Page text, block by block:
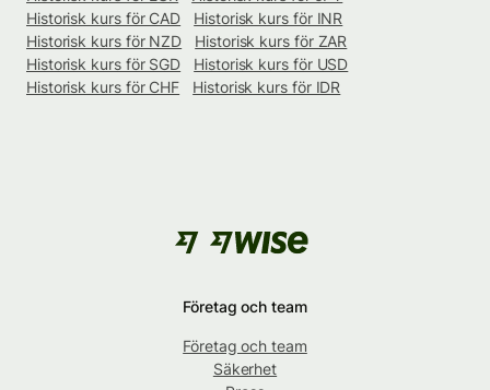
Historisk kurs för CAD
Historisk kurs för INR
Historisk kurs för NZD
Historisk kurs för ZAR
Historisk kurs för SGD
Historisk kurs för USD
Historisk kurs för CHF
Historisk kurs för IDR
Företag och team
Företag och team
Säkerhet